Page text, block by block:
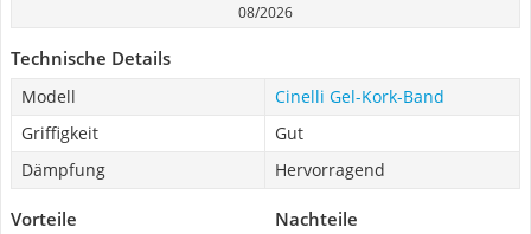
08/2026
Technische Details
Modell
Cinelli Gel-Kork-Band
Griffigkeit
Gut
Dämpfung
Hervorragend
Vorteile Nachteile